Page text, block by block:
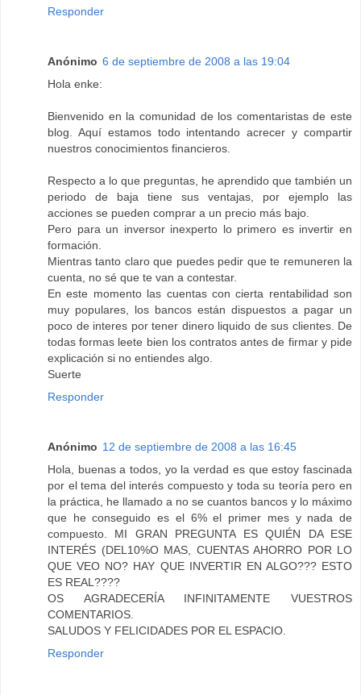
Responder
Anónimo 6 de septiembre de 2008 a las 19:04
Hola enke:
Bienvenido en la comunidad de los comentaristas de este
blog. Aquí estamos todo intentando acrecer y compartir
nuestros conocimientos financieros.
Respecto a lo que preguntas, he aprendido que también un
periodo de baja tiene sus ventajas, por ejemplo las
acciones se pueden comprar a un precio más bajo.
Pero para un inversor inexperto lo primero es invertir en
formación.
Mientras tanto claro que puedes pedir que te remuneren la
cuenta, no sé que te van a contestar.
En este momento las cuentas con cierta rentabilidad son
muy populares, los bancos están dispuestos a pagar un
poco de interes por tener dinero liquido de sus clientes. De
todas formas leete bien los contratos antes de firmar y pide
explicación si no entiendes algo.
Suerte
Responder
Anónimo 12 de septiembre de 2008 a las 16:45
Hola, buenas a todos, yo la verdad es que estoy fascinada
por el tema del interés compuesto y toda su teoría pero en
la práctica, he llamado a no se cuantos bancos y lo máximo
que he conseguido es el 6% el primer mes y nada de
compuesto. MI GRAN PREGUNTA ES QUIÉN DA ESE
INTERÉS (DEL10%O MAS, CUENTAS AHORRO POR LO
QUE VEO NO? HAY QUE INVERTIR EN ALGO??? ESTO
ES REAL????
OS AGRADECERÍA INFINITAMENTE VUESTROS
COMENTARIOS.
SALUDOS Y FELICIDADES POR EL ESPACIO.
Responder